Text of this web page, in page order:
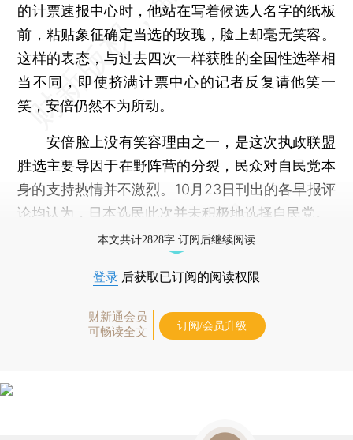
的计票速报中心时，他站在写着候选人名字的纸板
前，粘贴象征确定当选的玫瑰，脸上却毫无笑容。
这样的表态，与过去四次一样获胜的全国性选举相
当不同，即使挤满计票中心的记者反复请他笑一
笑，安倍仍然不为所动。
安倍脸上没有笑容理由之一，是这次执政联盟
胜选主要导因于在野阵营的分裂，民众对自民党本
身的支持热情并不激烈。10月23日刊出的各早报评
论均认为，日本选民此次并未积极地选择自民党。
本文共计2828字 订阅后继续阅读
登录 后获取已订阅的阅读权限
财新通会员
可畅读全文
订阅/会员升级